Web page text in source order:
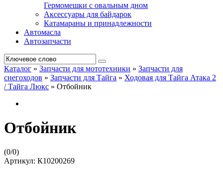
Гермомешки с овальным дном
Аксессуары для байдарок
Катамараны и принадлежности
Автомасла
Автозапчасти
Каталог » Запчасти для мототехники » Запчасти для
снегоходов » Запчасти для Тайга » Ходовая для Тайга Атака 2
/ Тайга Люкс » Отбойник
Отбойник
(0/0)
Артикул: К10200269